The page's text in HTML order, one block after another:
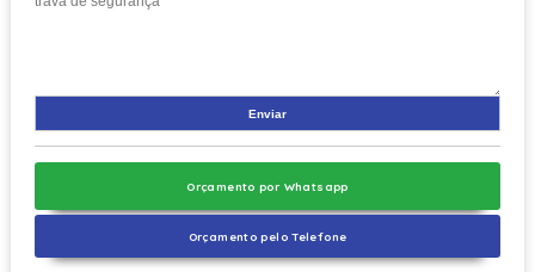
Orçamento por Whatsapp
Orçamento pelo Telefone